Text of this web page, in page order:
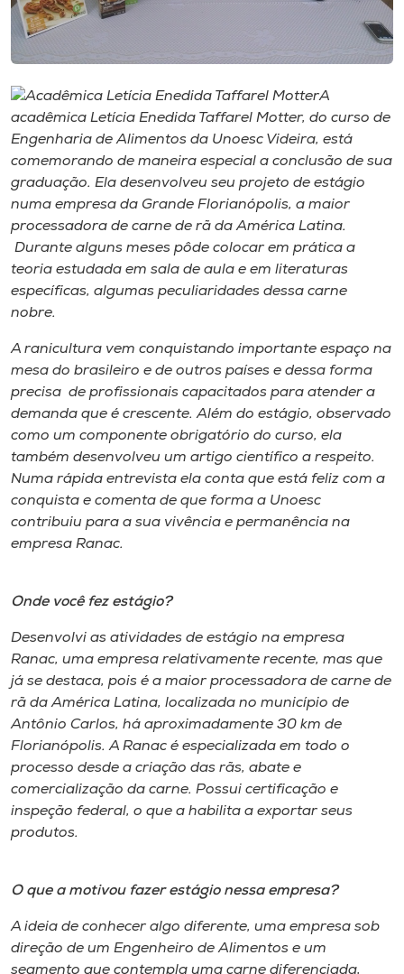
Store
Selecione
o idioma
A+
A
acadêmica Letícia Enedida Taffarel Motter, do curso de
Engenharia de Alimentos da Unoesc Videira, está
comemorando de maneira especial a conclusão de sua
graduação. Ela desenvolveu seu projeto de estágio
numa empresa da Grande Florianópolis, a maior
processadora de carne de rã da América Latina.
Durante alguns meses pôde colocar em prática a
teoria estudada em sala de aula e em literaturas
específicas, algumas peculiaridades dessa carne
nobre.
A ranicultura vem conquistando importante espaço na
mesa do brasileiro e de outros países e dessa forma
precisa de profissionais capacitados para atender a
demanda que é crescente. Além do estágio, observado
como um componente obrigatório do curso, ela
também desenvolveu um artigo científico a respeito.
Numa rápida entrevista ela conta que está feliz com a
conquista e comenta de que forma a Unoesc
contribuiu para a sua vivência e permanência na
empresa Ranac.
Onde você fez estágio?
Desenvolvi as atividades de estágio na empresa
Ranac, uma empresa relativamente recente, mas que
já se destaca, pois é a maior processadora de carne de
rã da América Latina, localizada no município de
Antônio Carlos, há aproximadamente 30 km de
Florianópolis. A Ranac é especializada em todo o
processo desde a criação das rãs, abate e
comercialização da carne. Possui certificação e
inspeção federal, o que a habilita a exportar seus
produtos.
O que a motivou fazer estágio nessa empresa?
A ideia de conhecer algo diferente, uma empresa sob
direção de um Engenheiro de Alimentos e um
segmento que contempla uma carne diferenciada,